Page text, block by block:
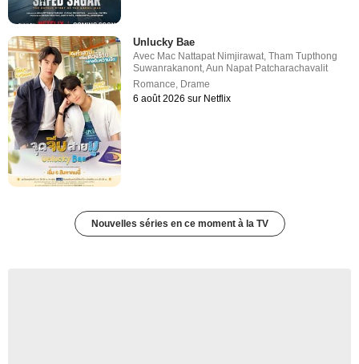
Unlucky Bae
Avec Mac Nattapat Nimjirawat,Tham Tupthong
Suwanrakanont,Aun Napat Patcharachavalit
Romance, Drame
6 août 2026 sur Netflix
Nouvelles séries en ce moment à la TV